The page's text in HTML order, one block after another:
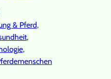
& Pferd,
,
,